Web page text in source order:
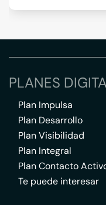
PLANES
Plan Impulsa
Plan Desarrollo
Plan Visibilidad
Plan Integral
Plan Contacto
Te puede interesar